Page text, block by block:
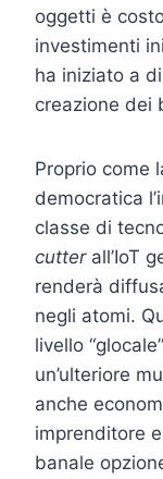
oggetti è
investimenti
ha iniziato a
creazione dei
Proprio come
democratica
classe di
cutterall’IoT
renderà
negli atomi.
livello
un’ulteriore
anche
imprenditore
banale